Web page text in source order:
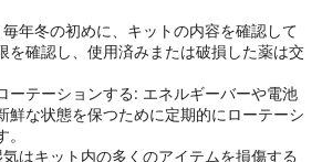
年冬の初めに、キットの内容を確認して
を確認し、使用済みまたは破損した薬は交
ーテーションする: エネルギーバーや電池
鮮な状態を保つために定期的にローテーシ
はキット内の多くのアイテムを損傷する